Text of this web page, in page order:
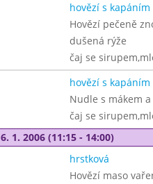
hovězí s kapáním
Hovězí pečeně
dušená rýže
čaj se
hovězí s kapáním
Nudle s mákem
čaj se
1. 2006 (11:15 - 14:00)
hrstková
Hovězí maso